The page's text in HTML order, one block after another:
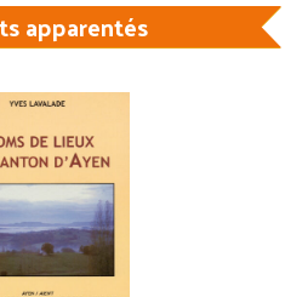
apparentés